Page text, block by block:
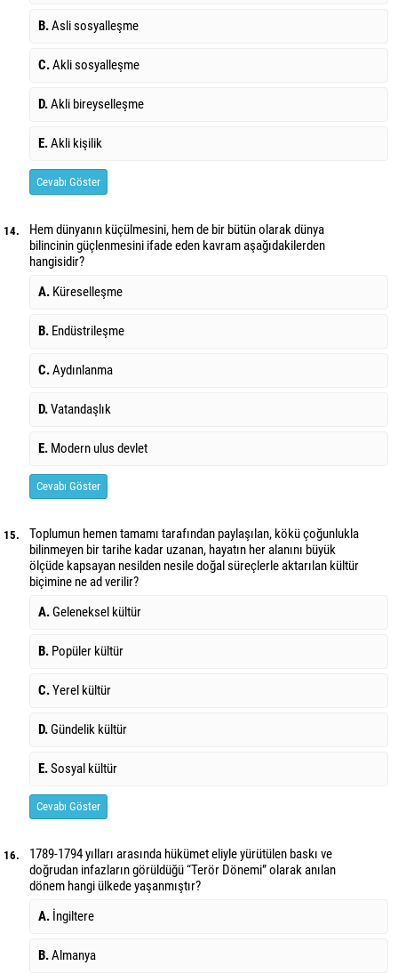
B.Asli sosyalleşme
C.Akli sosyalleşme
D.Akli bireyselleşme
E.Akli kişilik
Cevabı Göster
14.
Hem dünyanın küçülmesini, hem de bir bütün olarak dünya
bilincinin güçlenmesini ifade eden kavram aşağıdakilerden
hangisidir?
A. Küreselleşme
B. Endüstrileşme
C.Aydınlanma
D.Vatandaşlık
E. Modern ulus devlet
Cevabı Göster
15.
Toplumun hemen tamamı tarafından paylaşılan, kökü çoğunlukla
bilinmeyen bir tarihe kadar uzanan, hayatın her alanını büyük
ölçüde kapsayan nesilden nesile doğal süreçlerle aktarılan kültür
biçimine ne ad verilir?
A.Geleneksel kültür
B. Popüler kültür
C.Yerel kültür
D.Gündelik kültür
E.Sosyal kültür
Cevabı Göster
16.
1789-1794 yılları arasında hükümet eliyle yürütülen baskı ve
doğrudan infazların görüldüğü “Terör Dönemi” olarak anılan
dönem hangi ülkede yaşanmıştır?
A. İngiltere
B.Almanya